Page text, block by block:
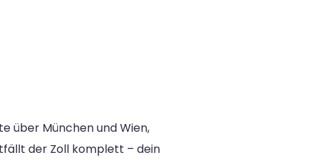
über München und Wien,
der Zoll komplett – dein